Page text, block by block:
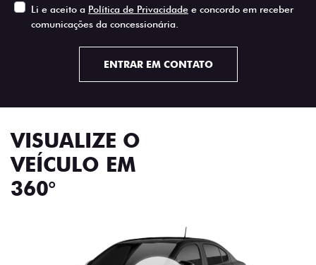
Li e aceito a Política de Privacidade e concordo em receber
comunicações da concessionária.
ENTRAR EM CONTATO
VISUALIZE O
VEÍCULO EM
360°